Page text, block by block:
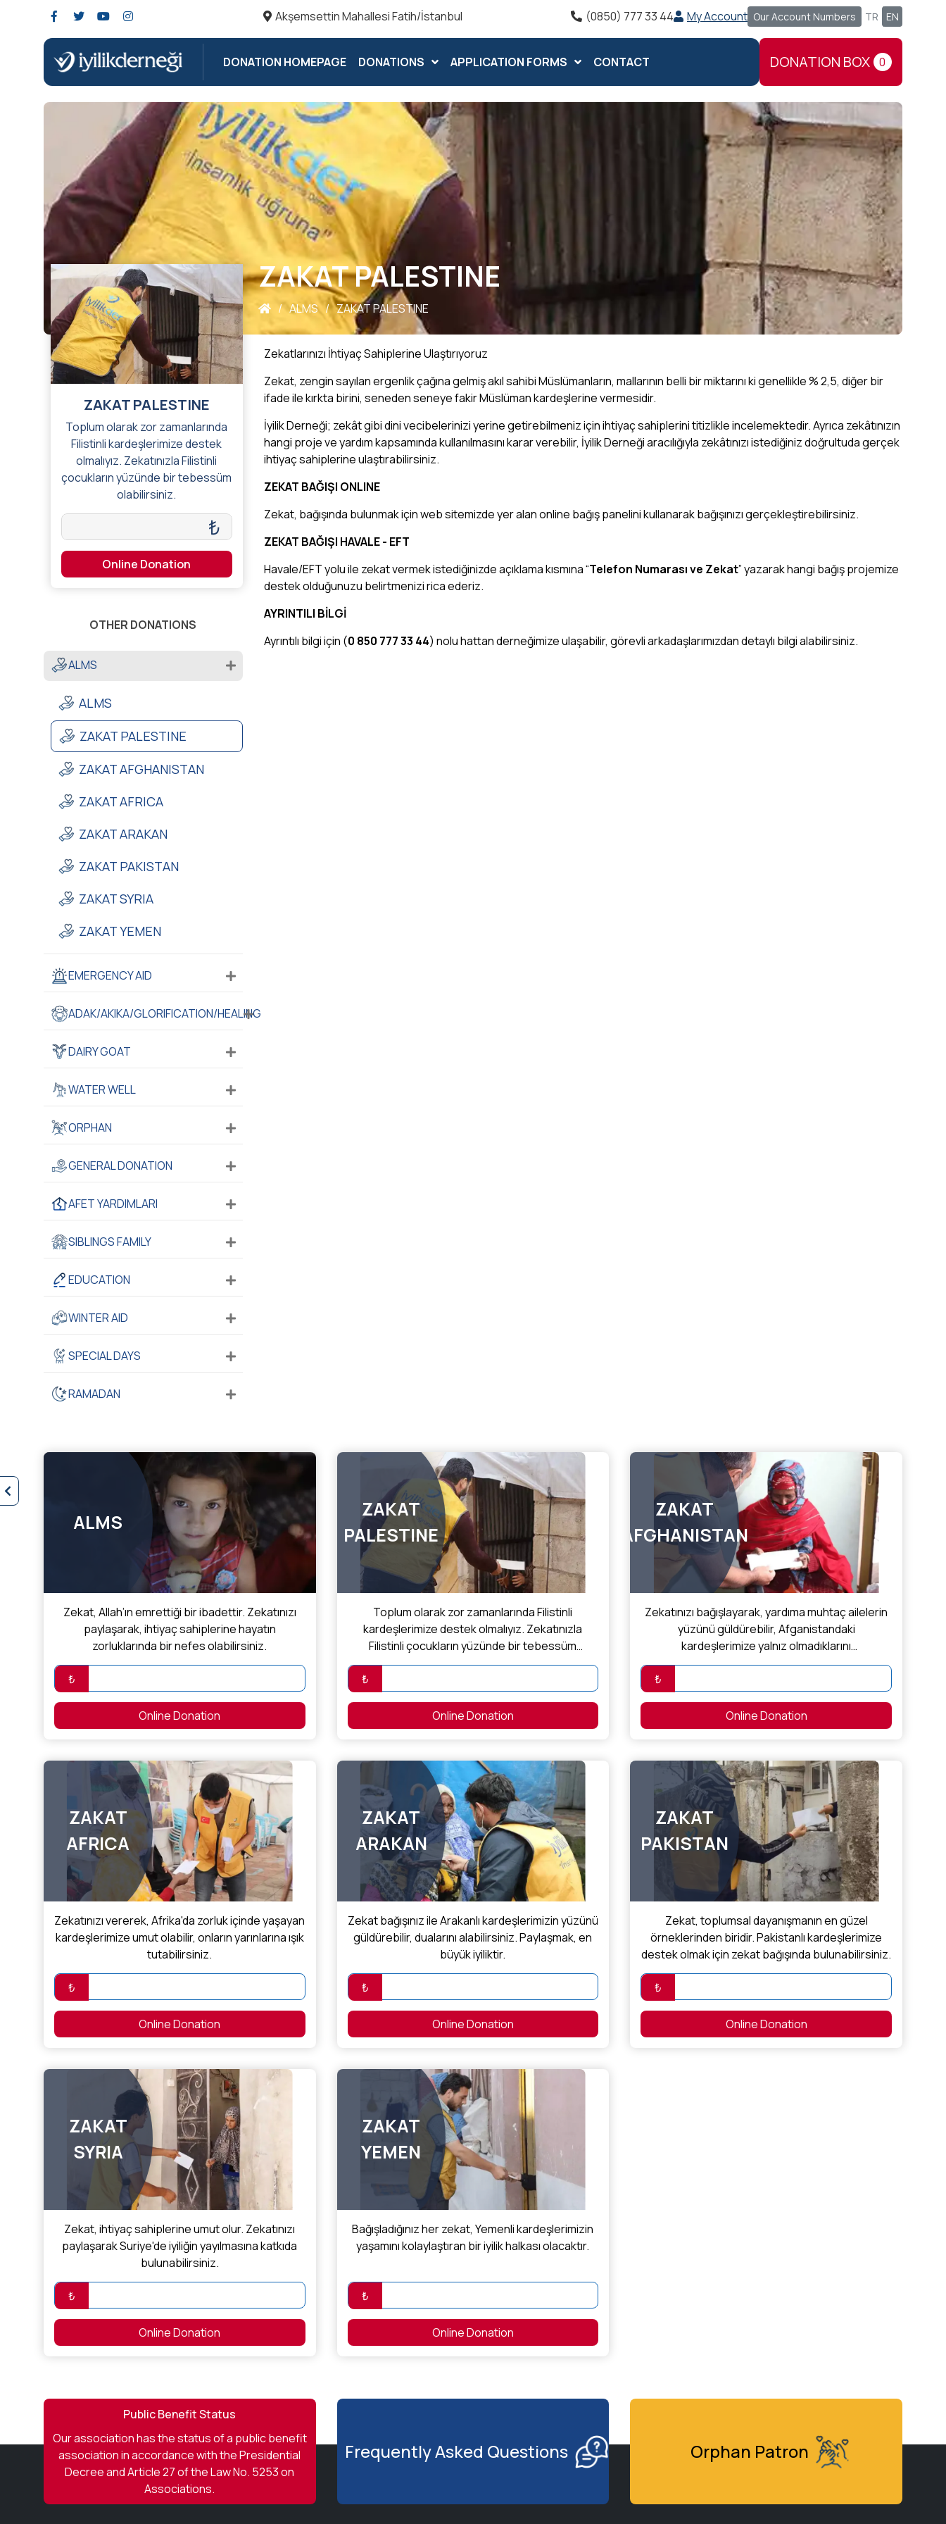
Akşemsettin Mahallesi Fatih/İstanbul (0850) 777 33 44 My Account Our Account Numbers TR EN
DONATION HOMEPAGE DONATIONS APPLICATION FORMS CONTACT DONATION BOX 0
ZAKAT PALESTINE
/ ALMS / ZAKAT PALESTINE
ZAKAT PALESTINE
Toplum olarak zor zamanlarında
Filistinli kardeşlerimize destek
olmalıyız. Zekatınızla Filistinli
çocukların yüzünde bir tebessüm
olabilirsiniz.
₺
Online Donation
OTHER DONATIONS
ALMS
ALMS
ZAKAT PALESTINE
ZAKAT AFGHANISTAN
ZAKAT AFRICA
ZAKAT ARAKAN
ZAKAT PAKISTAN
ZAKAT SYRIA
ZAKAT YEMEN
EMERGENCY AID
ADAK/AKIKA/GLORIFICATION/HEALING
DAIRY GOAT
WATER WELL
ORPHAN
GENERAL DONATION
AFET YARDIMLARI
SIBLINGS FAMILY
EDUCATION
WINTER AID
SPECIAL DAYS
RAMADAN
Zekatlarınızı İhtiyaç Sahiplerine Ulaştırıyoruz
Zekat, zengin sayılan ergenlik çağına gelmiş akıl sahibi Müslümanların, mallarının belli bir miktarını ki genellikle % 2,5, diğer bir
ifade ile kırkta birini, seneden seneye fakir Müslüman kardeşlerine vermesidir.
İyilik Derneği; zekât gibi dini vecibelerinizi yerine getirebilmeniz için ihtiyaç sahiplerini titizlikle incelemektedir. Ayrıca zekâtınızın
hangi proje ve yardım kapsamında kullanılmasını karar verebilir, İyilik Derneği aracılığıyla zekâtınızı istediğiniz doğrultuda gerçek
ihtiyaç sahiplerine ulaştırabilirsiniz.
ZEKAT BAĞIŞI ONLINE
Zekat, bağışında bulunmak için web sitemizde yer alan online bağış panelini kullanarak bağışınızı gerçekleştirebilirsiniz.
ZEKAT BAĞIŞI HAVALE - EFT
Havale/EFT yolu ile zekat vermek istediğinizde açıklama kısmına “Telefon Numarası ve Zekat” yazarak hangi bağış projemize
destek olduğunuzu belirtmenizi rica ederiz.
AYRINTILI BİLGİ
Ayrıntılı bilgi için (0 850 777 33 44) nolu hattan derneğimize ulaşabilir, görevli arkadaşlarımızdan detaylı bilgi alabilirsiniz.
ALMS
Zekat, Allah’ın emrettiği bir ibadettir. Zekatınızı
paylaşarak, ihtiyaç sahiplerine hayatın
zorluklarında bir nefes olabilirsiniz.
₺
Online Donation
ZAKAT
PALESTINE
Toplum olarak zor zamanlarında Filistinli
kardeşlerimize destek olmalıyız. Zekatınızla
Filistinli çocukların yüzünde bir tebessüm
olabilirsiniz.
₺
Online Donation
ZAKAT
AFGHANISTAN
Zekatınızı bağışlayarak, yardıma muhtaç ailelerin
yüzünü güldürebilir, Afganistandaki
kardeşlerimize yalnız olmadıklarını
hissettirebilirsiniz.
₺
Online Donation
ZAKAT
AFRICA
Zekatınızı vererek, Afrika'da zorluk içinde yaşayan
kardeşlerimize umut olabilir, onların yarınlarına ışık
tutabilirsiniz.
₺
Online Donation
ZAKAT
ARAKAN
Zekat bağışınız ile Arakanlı kardeşlerimizin yüzünü
güldürebilir, dualarını alabilirsiniz. Paylaşmak, en
büyük iyiliktir.
₺
Online Donation
ZAKAT
PAKISTAN
Zekat, toplumsal dayanışmanın en güzel
örneklerinden biridir. Pakistanlı kardeşlerimize
destek olmak için zekat bağışında bulunabilirsiniz.
₺
Online Donation
ZAKAT
SYRIA
Zekat, ihtiyaç sahiplerine umut olur. Zekatınızı
paylaşarak Suriye'de iyiliğin yayılmasına katkıda
bulunabilirsiniz.
₺
Online Donation
ZAKAT
YEMEN
Bağışladığınız her zekat, Yemenli kardeşlerimizin
yaşamını kolaylaştıran bir iyilik halkası olacaktır.
₺
Online Donation
Public Benefit Status
Our association has the status of a public benefit
association in accordance with the Presidential
Decree and Article 27 of the Law No. 5253 on
Associations.
Frequently Asked Questions Orphan Patron